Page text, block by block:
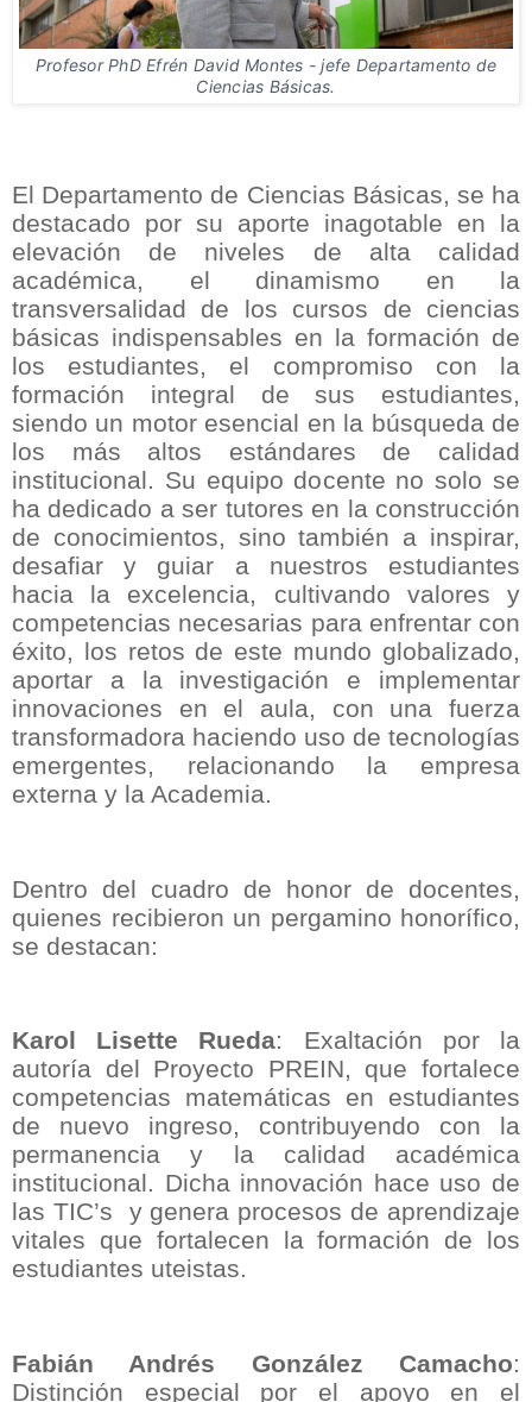
Profesor PhD Efrén David Montes - jefe Departamento de
Ciencias Básicas.
El Departamento de Ciencias Básicas, se ha
destacado por su aporte inagotable en la
elevación de niveles de alta calidad
académica, el dinamismo en la
transversalidad de los cursos de ciencias
básicas indispensables en la formación de
los estudiantes, el compromiso con la
formación integral de sus estudiantes,
siendo un motor esencial en la búsqueda de
los más altos estándares de calidad
institucional. Su equipo docente no solo se
ha dedicado a ser tutores en la construcción
de conocimientos, sino también a inspirar,
desafiar y guiar a nuestros estudiantes
hacia la excelencia, cultivando valores y
competencias necesarias para enfrentar con
éxito, los retos de este mundo globalizado,
aportar a la investigación e implementar
innovaciones en el aula, con una fuerza
transformadora haciendo uso de tecnologías
emergentes, relacionando la empresa
externa y la Academia.
Dentro del cuadro de honor de docentes,
quienes recibieron un pergamino honorífico,
se destacan:
Karol Lisette Rueda: Exaltación por la
autoría del Proyecto PREIN, que fortalece
competencias matemáticas en estudiantes
de nuevo ingreso, contribuyendo con la
permanencia y la calidad académica
institucional. Dicha innovación hace uso de
las TIC’s y genera procesos de aprendizaje
vitales que fortalecen la formación de los
estudiantes uteistas.
Fabián Andrés González Camacho:
Distinción especial por el apoyo en el